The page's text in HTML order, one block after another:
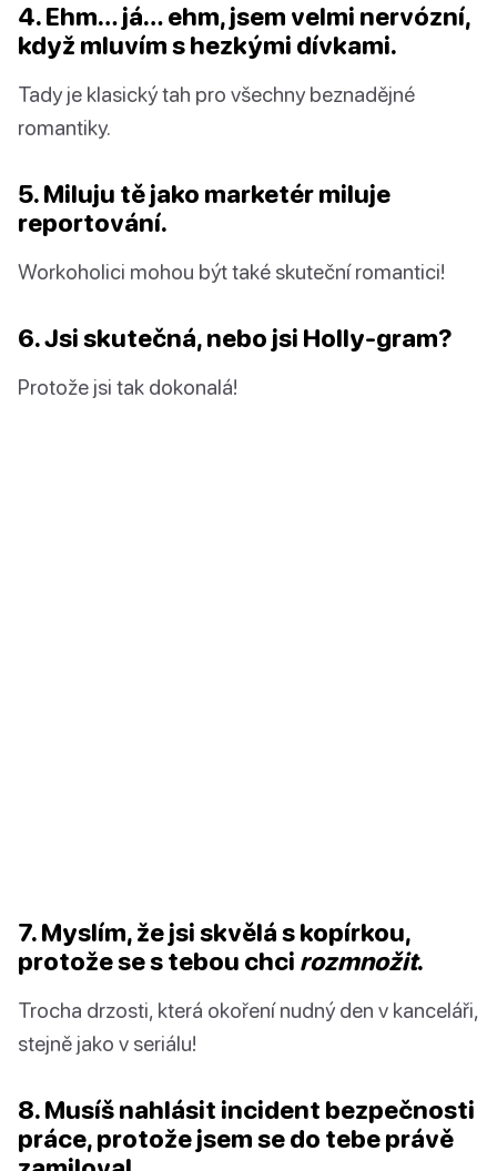
4. Ehm… já… ehm, jsem velmi nervózní,
když mluvím s hezkými dívkami.
Tady je klasický tah pro všechny beznadějné
romantiky.
5. Miluju tě jako marketér miluje
reportování.
Workoholici mohou být také skuteční romantici!
6. Jsi skutečná, nebo jsi Holly-gram?
Protože jsi tak dokonalá!
7. Myslím, že jsi skvělá s kopírkou,
protože se s tebou chci rozmnožit.
Trocha drzosti, která okoření nudný den v kanceláři,
stejně jako v seriálu!
8. Musíš nahlásit incident bezpečnosti
práce, protože jsem se do tebe právě